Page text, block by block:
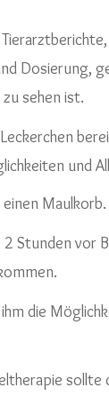
Dosierung,
sehen ist.
und
Maulkorb.
Stunden vor
die
sollte